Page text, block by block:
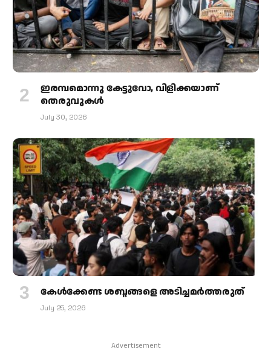
ഇരമ്പമൊന്നു കേട്ടുവോ, വിളിക്കയാണ്
തെരുവുകള്‍
July 30, 2026
കേള്‍ക്കേണ്ട ശബ്ദങ്ങളെ അടിച്ചമര്‍ത്തരുത്
July 25, 2026
Advertisement